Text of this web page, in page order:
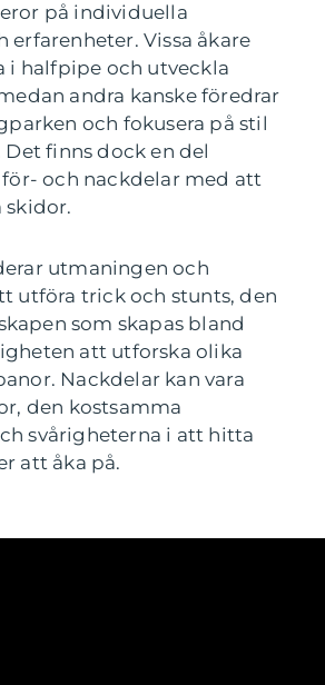
på individuella
erfarenheter. Vissa åkare
i halfpipe och utveckla
andra kanske föredrar
och fokusera på stil
finns dock en del
och nackdelar med att
skidor.
utmaningen och
utföra trick och stunts, den
som skapas bland
att utforska olika
Nackdelar kan vara
den kostsamma
svårigheterna i att hitta
att åka på.